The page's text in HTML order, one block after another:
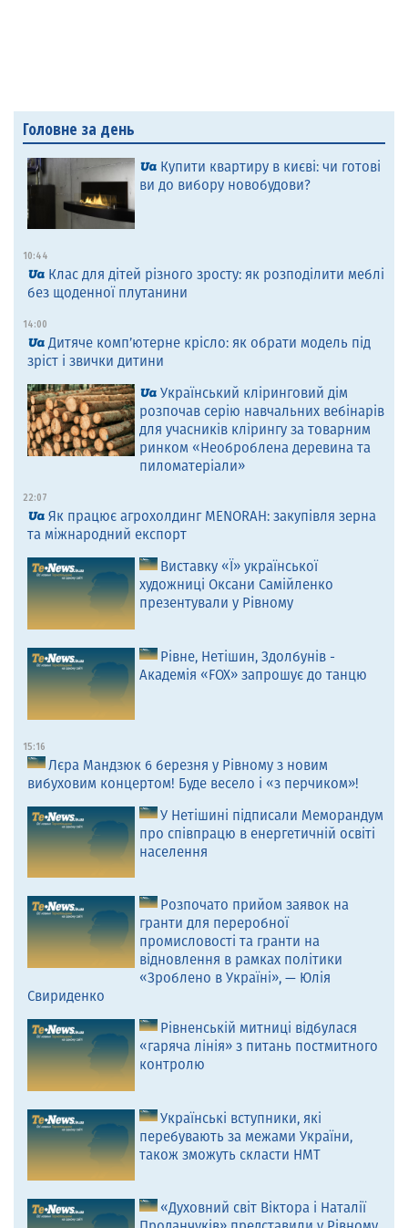
Головне за день
Купити квартиру в києві: чи готові
ви до вибору новобудови?
10:44
Клас для дітей різного зросту: як розподілити меблі
без щоденної плутанини
14:00
Дитяче комп’ютерне крісло: як обрати модель під
зріст і звички дитини
Український кліринговий дім
розпочав серію навчальних вебінарів
для учасників клірингу за товарним
ринком «Необроблена деревина та
пиломатеріали»
22:07
Як працює агрохолдинг MENORAH: закупівля зерна
та міжнародний експорт
Виставку «Ї» української
художниці Оксани Самійленко
презентували у Рівному
Рівне, Нетішин, Здолбунів -
Академія «FOX» запрошує до танцю
15:16
Лєра Мандзюк 6 березня у Рівному з новим
вибуховим концертом! Буде весело і «з перчиком»!
У Нетішині підписали Меморандум
про співпрацю в енергетичній освіті
населення
Розпочато прийом заявок на
гранти для переробної
промисловості та гранти на
відновлення в рамках політики
«Зроблено в Україні», — Юлія
Свириденко
Рівненській митниці відбулася
«гаряча лінія» з питань постмитного
контролю
Українські вступники, які
перебувають за межами України,
також зможуть скласти НМТ
«Духовний світ Віктора і Наталії